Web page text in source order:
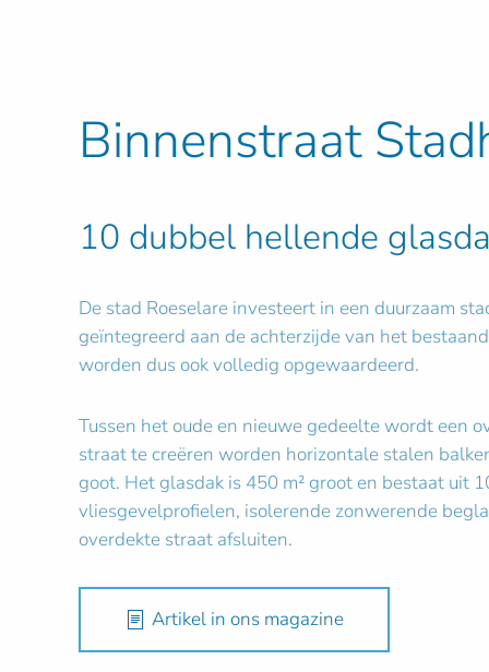
Binnenstraat
10 dubbel hellende
De stad Roeselare investeert in een duurzaam
geïntegreerd aan de achterzijde van het
worden dus ook volledig opgewaardeerd.
Tussen het oude en nieuwe gedeelte wordt een
straat te creëren worden horizontale stalen
goot. Het glasdak is 450 m² groot en bestaat uit
vliesgevelprofielen, isolerende zonwerende
overdekte straat afsluiten.
Artikel in ons magazine